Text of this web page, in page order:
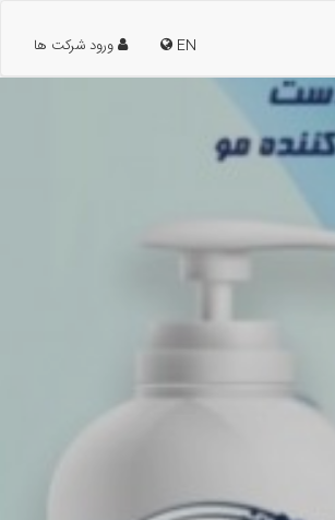
EN ورود شرکت ها